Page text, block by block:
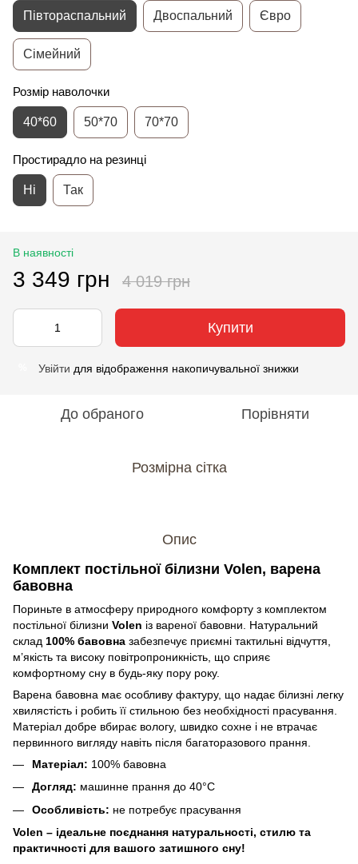
Півтораспальний Двоспальний Євро
Сімейний
Розмір наволочки
40*60 50*70 70*70
Простирадло на резинці
Ні Так
В наявності
3 349 грн 4 019 грн
Купити
Увійти для відображення накопичувальної знижки
До обраного Порівняти
Розмірна сітка
Опис
Комплект постільної білизни Volen, варена
бавовна
Пориньте в атмосферу природного комфорту з комплектом
постільної білизни Volen із вареної бавовни. Натуральний
склад 100% бавовна забезпечує приємні тактильні відчуття,
м’якість та високу повітропроникність, що сприяє
комфортному сну в будь-яку пору року.
Варена бавовна має особливу фактуру, що надає білизні легку
хвилястість і робить її стильною без необхідності прасування.
Матеріал добре вбирає вологу, швидко сохне і не втрачає
первинного вигляду навіть після багаторазового прання.
Матеріал: 100% бавовна
Догляд: машинне прання до 40°C
Особливість: не потребує прасування
Volen – ідеальне поєднання натуральності, стилю та
практичності для вашого затишного сну!